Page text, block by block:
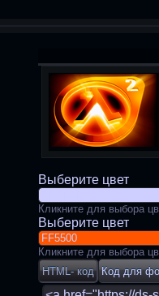
Выберите цвет
Кликните для выбора
Выберите цвет
Кликните для выбора